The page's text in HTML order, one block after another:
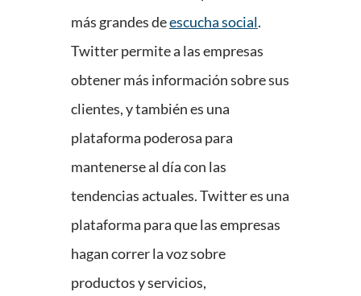
más grandes deescucha social.
Twitter permite a las empresas
obtener más información sobre sus
clientes, y también es una
plataforma poderosa para
mantenerse al día con las
tendencias actuales. Twitter es una
plataforma para que las empresas
hagan correr la voz sobre
productos y servicios,